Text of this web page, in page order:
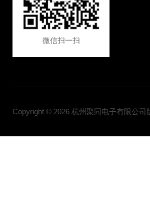
微信扫一扫
Copyright © 2026 杭州聚同电子有限公司